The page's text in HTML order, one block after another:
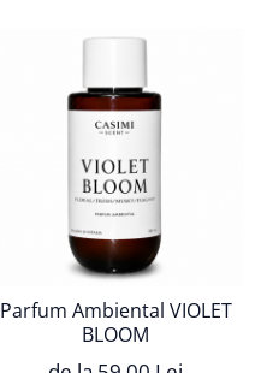
Parfum Ambiental VIOLET
BLOOM